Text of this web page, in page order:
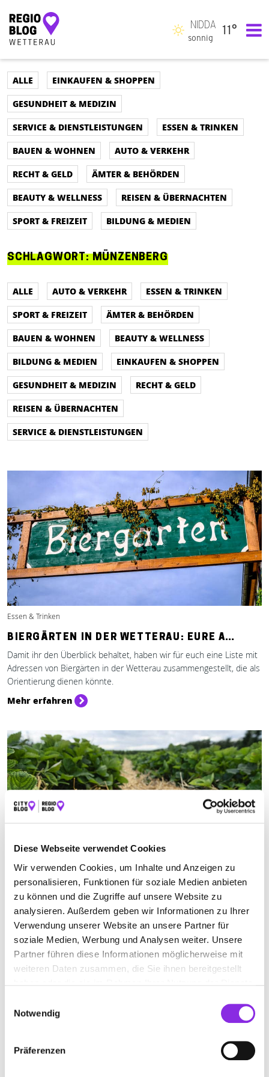
Diese Webseite verwendet Cookies
Wir verwenden Cookies, um Inhalte und Anzeigen zu
personalisieren, Funktionen für soziale Medien anbieten
zu können und die Zugriffe auf unsere Website zu
analysieren. Außerdem geben wir Informationen zu Ihrer
Verwendung unserer Website an unsere Partner für
soziale Medien, Werbung und Analysen weiter. Unsere
Partner führen diese Informationen möglicherweise mit
weiteren Daten zusammen, die Sie ihnen bereitgestellt
Notwendig
Präferenzen
Hauptnavigation
NIDDA
sonnig
11°
ALLE
EINKAUFEN & SHOPPEN
GESUNDHEIT & MEDIZIN
SERVICE & DIENSTLEISTUNGEN
ESSEN & TRINKEN
BAUEN & WOHNEN
AUTO & VERKEHR
RECHT & GELD
ÄMTER & BEHÖRDEN
BEAUTY & WELLNESS
REISEN & ÜBERNACHTEN
SPORT & FREIZEIT
BILDUNG & MEDIEN
SCHLAGWORT:MÜNZENBERG
ALLE AUTO & VERKEHR
ESSEN & TRINKEN
SPORT & FREIZEIT
ÄMTER & BEHÖRDEN
BAUEN & WOHNEN
BEAUTY & WELLNESS
BILDUNG & MEDIEN
EINKAUFEN & SHOPPEN
GESUNDHEIT & MEDIZIN
RECHT & GELD
REISEN & ÜBERNACHTEN
SERVICE & DIENSTLEISTUNGEN
Essen & Trinken
BIERGÄRTEN IN DER WETTERAU: EURE A…
Damit ihr den Überblick behaltet, haben wir für euch eine Liste mit
Adressen von Biergärten in der Wetterau zusammengestellt, die als
Orientierung dienen könnte.
Mehr erfahren
ERDBEEREN ZUM SELBSTPFLÜCKEN IN DER …
Hier haben wir für dich die besten Felder zum Selbstpflücken von
Erdbeeren in der Wetterau zusammengestellt
Mehr erfahren